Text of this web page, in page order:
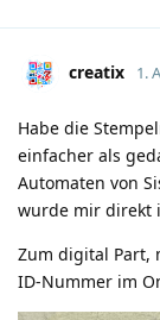
creatix 1.
Habe die
einfacher als
Automaten von
wurde mir direkt
Zum digital Part,
ID-Nummer im